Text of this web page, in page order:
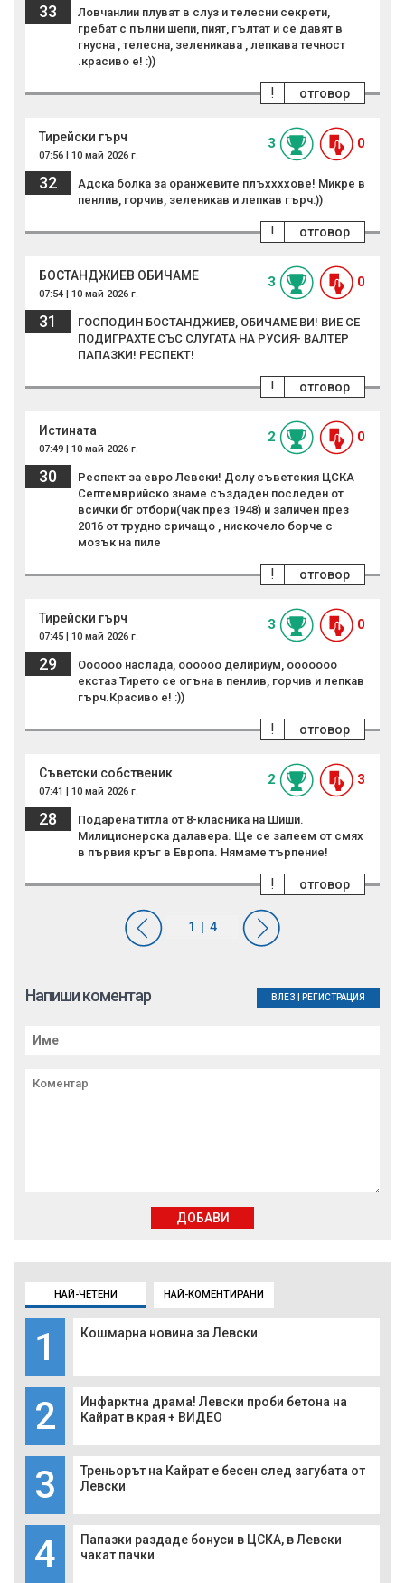
НАЙ-ЧЕТЕНИ НАЙ-КОМЕНТИРАНИ
1 Кошмарна новина за Левски
2
Инфарктна драма! Левски проби бетона на
Кайрат в края + ВИДЕО
3
Треньорът на Кайрат е бесен след загубата от
Левски
4
Папазки раздаде бонуси в ЦСКА, в Левски
чакат пачки
33
Ловчанлии плуват в слуз и телесни секрети,
гребат с пълни шепи, пият, гълтат и се давят в
гнусна , телесна, зеленикава , лепкава течност
.красиво е! :))
отговор
!
Тирейски гърч
07:56 | 10 май 2026 г.
3 0
32
Адска болка за оранжевите плъххххове! Микре в
пенлив, горчив, зеленикав и лепкав гърч:))
отговор
!
БОСТАНДЖИЕВ ОБИЧАМЕ
07:54 | 10 май 2026 г.
3 0
31
ГОСПОДИН БОСТАНДЖИЕВ, ОБИЧАМЕ ВИ! ВИЕ СЕ
ПОДИГРАХТЕ СЪС СЛУГАТА НА РУСИЯ- ВАЛТЕР
ПАПАЗКИ! РЕСПЕКТ!
отговор
!
Истината
07:49 | 10 май 2026 г.
2 0
30
Респект за евро Левски! Долу съветския ЦСКА
Септемврийско знаме създаден последен от
всички бг отбори(чак през 1948) и заличен през
2016 от трудно сричащо , нискочело борче с
мозък на пиле
отговор
!
Тирейски гърч
07:45 | 10 май 2026 г.
3 0
29
Оооооо наслада, оооооо делириум, ооооооо
екстаз Тирето се огъна в пенлив, горчив и лепкав
гърч.Красиво е! :))
отговор
!
Съветски собственик
07:41 | 10 май 2026 г.
2 3
28
Подарена титла от 8-класника на Шиши.
Милиционерска далавера. Ще се залеем от смях
в първия кръг в Европа. Нямаме търпение!
отговор
!
Напиши коментар ВЛЕЗ РЕГИСТРАЦИЯ
ДОБАВИ